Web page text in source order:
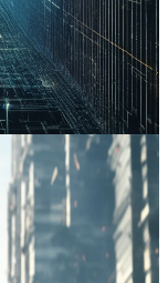
intensifica